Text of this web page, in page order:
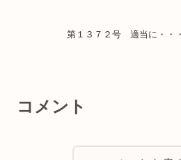
第１３７２号 適当に・・・
コメント